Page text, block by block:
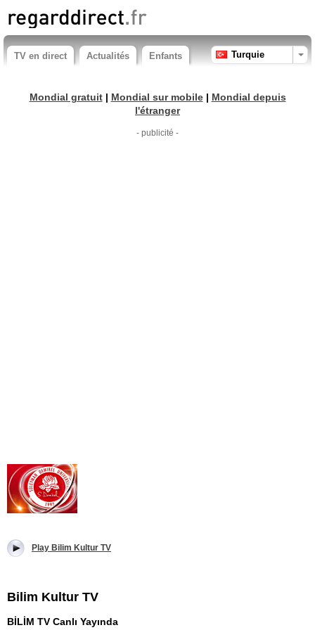
TV en direct Actualités Enfants Turquie
Mondial gratuit| Mondial sur mobile| Mondial depuis
l'étranger
- publicité -
Play Bilim Kultur TV
Bilim Kultur TV
BİLİM TV Canlı Yayında